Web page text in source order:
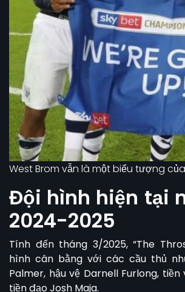
West Brom vẫn là một biểu tượng
Đội hình hiện tại
2024-2025
Tính đến tháng 3/2025, “The
hình cân bằng với các cầu thủ
Palmer, hậu vệ Darnell Furlong,
tiền đạo Josh Maja.